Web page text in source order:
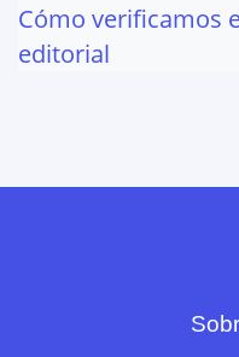
Cómo verificamos
editorial